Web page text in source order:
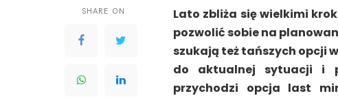
SHARE ON
Lato zbliża się wielkimi
pozwolić sobie na
szukają też tańszych opcji
do aktualnej sytuacji i
przychodzi opcja last